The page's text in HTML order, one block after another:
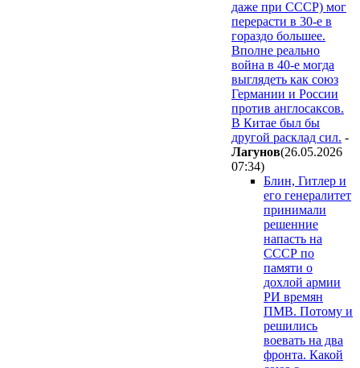
даже при СССР) мог
перерасти в 30-е в
гораздо большее.
Вполне реально
война в 40-е могда
выглядеть как союз
Германии и России
против англосаксов.
В Китае был бы
другой расклад сил. -
Лaгyнoв(26.05.2026
07:34)
Блин, Гитлер и
его генералитет
принимали
решенние
напасть на
СССР по
памяти о
дохлой армии
РИ времян
ПМВ. Потому и
решились
воевать на два
фронта. Какой